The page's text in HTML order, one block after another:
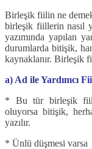
Birleşik fiilin ne
birleşik fiillerin nasıl
yazımında yapılan
durumlarda bitişik,
kaynaklanır. Birleşik
a) Ad ile Yardımcı
* Bu tür birleşik
oluyorsa bitişik,
yazılır.
* Ünlü düşmesi